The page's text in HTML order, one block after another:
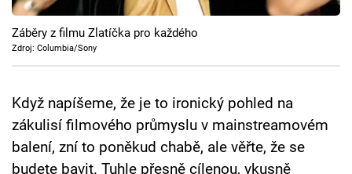
Pořady
TV Program
Přihlášení
Záběry z filmu Zlatíčka pro každého
Zdroj: Columbia/Sony
Když napíšeme, že je to ironický pohled na
zákulisí filmového průmyslu v mainstreamovém
balení, zní to poněkud chabě, ale věřte, že se
budete bavit. Tuhle přesně cílenou, vkusně